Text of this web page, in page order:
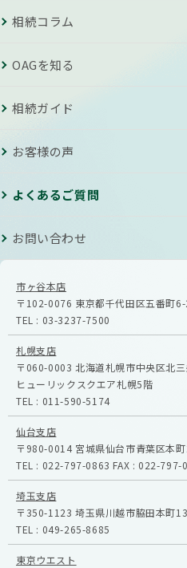
相続コラム
お客様の声
よくあるご質問
お問い合わせ
OAGを知る
相続ガイド
市ヶ谷本店
〒102-0076 東京都千代田区五番町6-
TEL : 03-3237-7500
札幌支店
〒060-0003 北海道札幌市中央区北
ヒューリックスクエア札幌5階
TEL : 011-590-5174
仙台支店
〒980-0014 宮城県仙台市青葉区本
TEL : 022-797-0863 FAX : 022-797-
埼玉支店
〒350-1123 埼玉県川越市脇田本町
TEL : 049-265-8685
東京ウエスト